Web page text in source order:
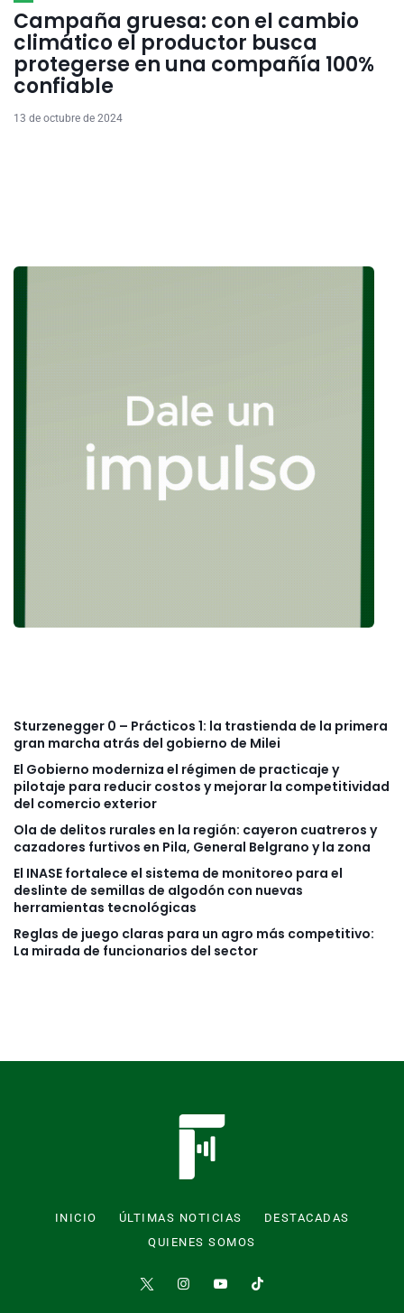
Campaña gruesa: con el cambio
climático el productor busca
protegerse en una compañía 100%
confiable
13 de octubre de 2024
Sturzenegger 0 – Prácticos 1: la trastienda de la primera
gran marcha atrás del gobierno de Milei
El Gobierno moderniza el régimen de practicaje y
pilotaje para reducir costos y mejorar la competitividad
del comercio exterior
Ola de delitos rurales en la región: cayeron cuatreros y
cazadores furtivos en Pila, General Belgrano y la zona
El INASE fortalece el sistema de monitoreo para el
deslinte de semillas de algodón con nuevas
herramientas tecnológicas
Reglas de juego claras para un agro más competitivo:
La mirada de funcionarios del sector
INICIO ÚLTIMAS NOTICIAS
DESTACADAS
QUIENES SOMOS